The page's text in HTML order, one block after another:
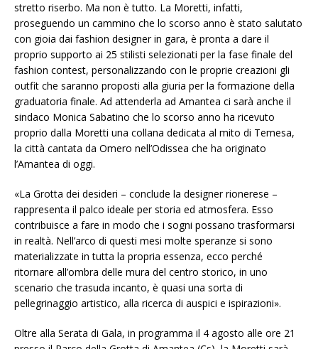
stretto riserbo. Ma non è tutto. La Moretti, infatti,
proseguendo un cammino che lo scorso anno è stato salutato
con gioia dai fashion designer in gara, è pronta a dare il
proprio supporto ai 25 stilisti selezionati per la fase finale del
fashion contest, personalizzando con le proprie creazioni gli
outfit che saranno proposti alla giuria per la formazione della
graduatoria finale. Ad attenderla ad Amantea ci sarà anche il
sindaco Monica Sabatino che lo scorso anno ha ricevuto
proprio dalla Moretti una collana dedicata al mito di Temesa,
la città cantata da Omero nell’Odissea che ha originato
l’Amantea di oggi.
«La Grotta dei desideri – conclude la designer rionerese –
rappresenta il palco ideale per storia ed atmosfera. Esso
contribuisce a fare in modo che i sogni possano trasformarsi
in realtà. Nell’arco di questi mesi molte speranze si sono
materializzate in tutta la propria essenza, ecco perché
ritornare all’ombra delle mura del centro storico, in uno
scenario che trasuda incanto, è quasi una sorta di
pellegrinaggio artistico, alla ricerca di auspici e ispirazioni».
Oltre alla Serata di Gala, in programma il 4 agosto alle ore 21